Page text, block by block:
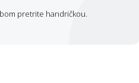
pretrite handričkou.